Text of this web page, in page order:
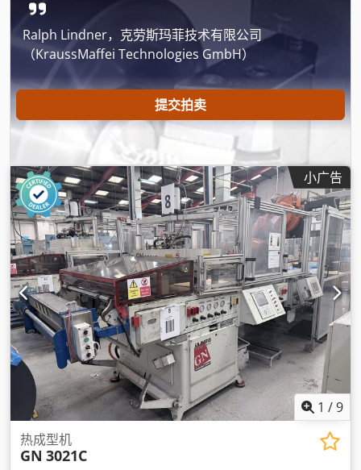
Ralph Lindner，克劳斯玛菲技术有限公司
（KraussMaffei Technologies GmbH）
提交拍卖
小广告
1 /9
热成型机
GN 3021C